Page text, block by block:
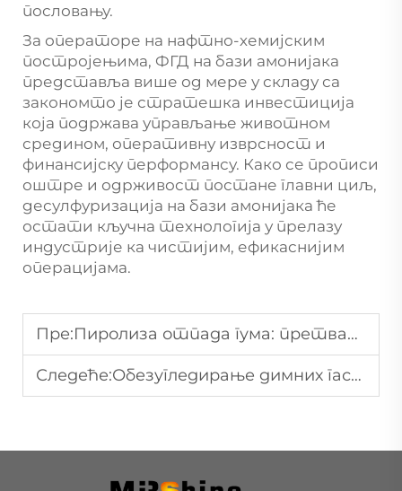
пословању.
За операторе на нафтно-хемијским
постројењима, ФГД на бази амонијака
представља више од мере у складу са
закономто је стратешка инвестиција
која подржава управљање животном
средином, оперативну изврсност и
финансијску перформансу. Како се прописи
оштре и одрживост постане главни циљ,
десулфуризација на бази амонијака ће
остати кључна технологија у прелазу
индустрије ка чистијим, ефикаснијим
операцијама.
Пре:Пиролиза отпада гума: претварање осталих гума у драгоцене ресурсе
Следеће:Обезугледирање димних гасова на бази амонијака у челичарској индустрији: Добивање ултраниких емисија и оперативне ефикасности